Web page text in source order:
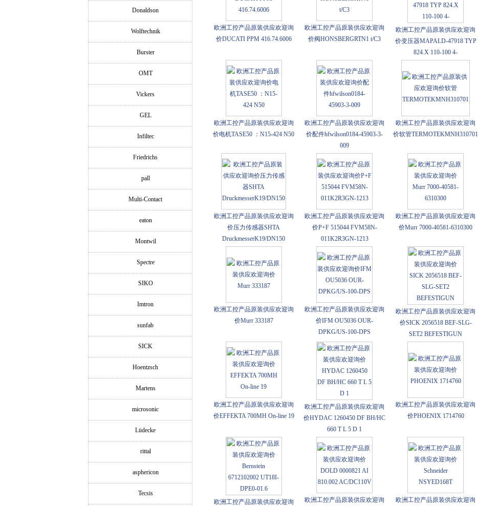
Donaldson
Wolftechnik
Burster
OMT
Vickers
GEL
Infiltec
Friedrichs
pall
Multi-Contact
eaton
Montwil
Spectre
SIKO
Imtron
sunfab
SICK
Hoentzsch
Martens
microsonic
Lüdecke
rittal
asphericon
Tecsis
欧洲工控产品原装供应欢迎询
价DUCATI PPM 416.74.6006
欧洲工控产品原装供应欢迎询
价阀HONSBERGRTN1 t/C3
欧洲工控产品原装供应欢迎询
价变压器MAPALD-47918 TYP
824.X 110-100 4-
欧洲工控产品原装供应欢迎询
价电机TASE50 ：N15-424 N50
欧洲工控产品原装供应欢迎询
价配件hfwilson0184-45903-3-
009
欧洲工控产品原装供应欢迎询
价软管TERMOTEKMNH310701
欧洲工控产品原装供应欢迎询
价压力传感器SHTA
DruckmesserK19/DN150
欧洲工控产品原装供应欢迎询
价P+F 515044 FVM58N-
011K2R3GN-1213
欧洲工控产品原装供应欢迎询
价Murr 7000-40581-6310300
欧洲工控产品原装供应欢迎询
价Murr 333187
欧洲工控产品原装供应欢迎询
价IFM OU5036 OUR-
DPKG/US-100-DPS
欧洲工控产品原装供应欢迎询
价SICK 2056518 BEF-SLG-
SET2 BEFESTIGUN
欧洲工控产品原装供应欢迎询
价EFFEKTA 700MH On-line 19
欧洲工控产品原装供应欢迎询
价HYDAC 1260450 DF BH/HC
660 T L 5 D 1
欧洲工控产品原装供应欢迎询
价PHOENIX 1714760
欧洲工控产品原装供应欢迎询
欧洲工控产品原装供应欢迎询
欧洲工控产品原装供应欢迎询